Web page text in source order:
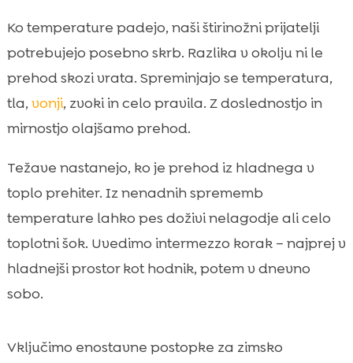
Ko temperature padejo, naši štirinožni prijatelji
potrebujejo posebno skrb. Razlika v okolju ni le
prehod skozi vrata. Spreminjajo se temperatura,
tla, vonji, zvoki in celo pravila. Z doslednostjo in
mirnostjo olajšamo prehod.
Težave nastanejo, ko je prehod iz hladnega v
toplo prehiter. Iz nenadnih sprememb
temperature lahko pes doživi nelagodje ali celo
toplotni šok. Uvedimo intermezzo korak – najprej v
hladnejši prostor kot hodnik, potem v dnevno
sobo.
Vključimo enostavne postopke za zimsko